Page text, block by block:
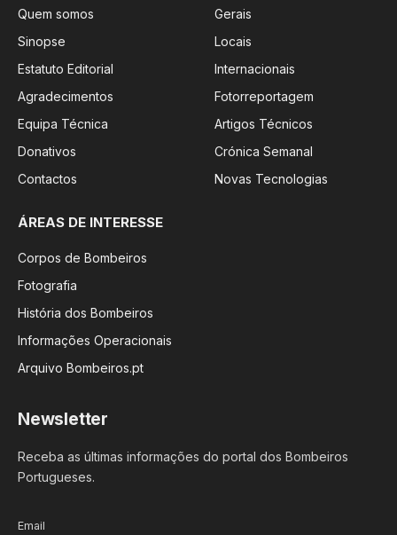
Quem somos
Sinopse
Estatuto Editorial
Agradecimentos
Equipa Técnica
Donativos
Contactos
Gerais
Locais
Internacionais
Fotorreportagem
Artigos Técnicos
Crónica Semanal
Novas Tecnologias
ÁREAS DE INTERESSE
Corpos de Bombeiros
Fotografia
História dos Bombeiros
Informações Operacionais
Arquivo Bombeiros.pt
Newsletter
Receba as últimas informações do portal dos Bombeiros
Portugueses.
Email